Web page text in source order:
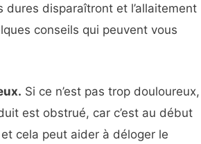
dures disparaîtront et l’allaitement
conseils qui peuvent vous
Si ce n’est pas trop douloureux,
est obstrué, car c’est au début
cela peut aider à déloger le